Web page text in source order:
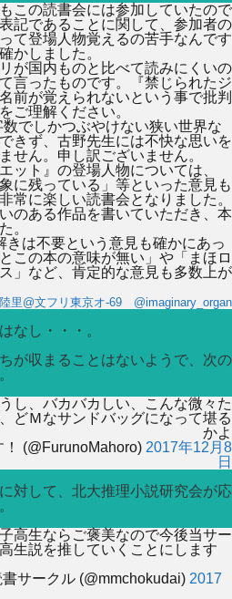
この読書会には参加していたので
記であることに関して、参加者の
て登場人物覚えるの苦手なんです
かしました。
が国内ものと比べて読みにくいの
言ったものです。『禁じられたジ
前が覚えられないという事で批判
ご理解ください。
でしかつぶやけない狭い世界な
きず、古野先生には不快な思いを
せん。申し訳ございません。
ット』の登場人物については、
に残っている」等といった意見も
常に楽しい読書会となりました。
のある作品を書いていただき、本
。
きは不要という意見も確かにあっ
この本の意味が無い」や「まほロ
」など、肯定的な意見も多数上が
里@文フリ東京オ-69 @imaginary_organ
なし・・・。
が収まることはないようで、次の
し、バカバカしい、こんな微々た
どＭなサンドバッグになって堪る
かよ
(@FurunoMahoro) 2017年12月8
日
対して、北大推理小説研究会が応
高生ならご褒美なので今後当サー
生説を推していくことにします
サークル (@mmchokudai) 2017